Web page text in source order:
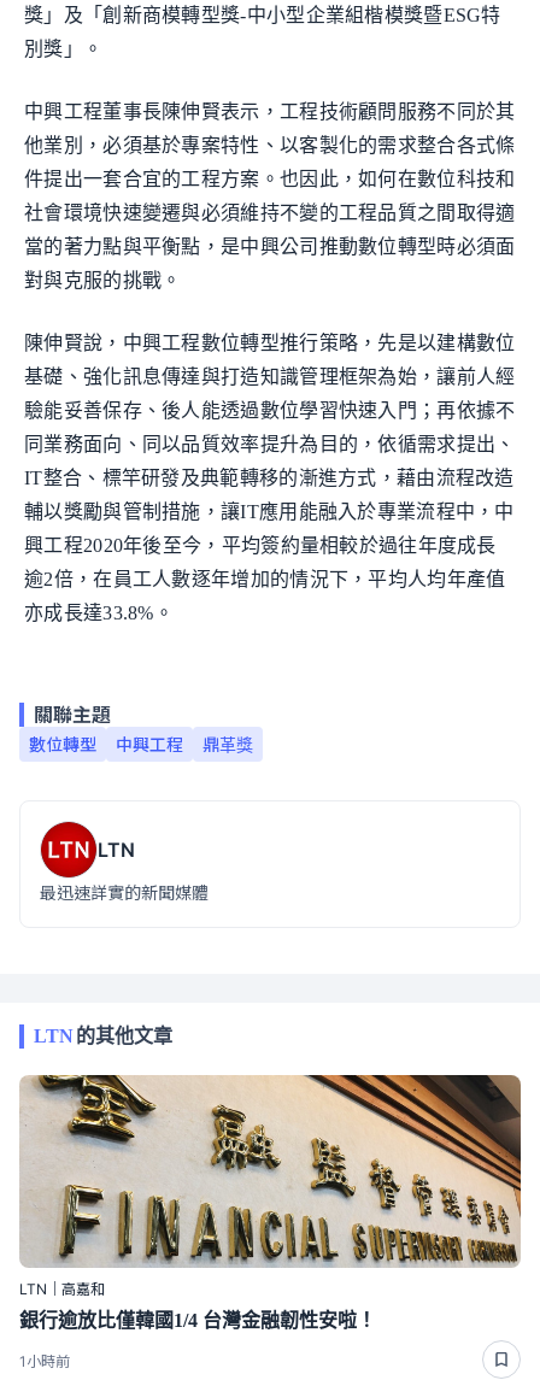
獎」及「創新商模轉型獎-中小型企業組楷模獎暨ESG特
別獎」。
中興工程董事長陳伸賢表示，工程技術顧問服務不同於其
他業別，必須基於專案特性、以客製化的需求整合各式條
件提出一套合宜的工程方案。也因此，如何在數位科技和
社會環境快速變遷與必須維持不變的工程品質之間取得適
當的著力點與平衡點，是中興公司推動數位轉型時必須面
對與克服的挑戰。
陳伸賢說，中興工程數位轉型推行策略，先是以建構數位
基礎、強化訊息傳達與打造知識管理框架為始，讓前人經
驗能妥善保存、後人能透過數位學習快速入門；再依據不
同業務面向、同以品質效率提升為目的，依循需求提出、
IT整合、標竿研發及典範轉移的漸進方式，藉由流程改造
輔以獎勵與管制措施，讓IT應用能融入於專業流程中，中
興工程2020年後至今，平均簽約量相較於過往年度成長
逾2倍，在員工人數逐年增加的情況下，平均人均年產值
亦成長達33.8%。
關聯主題
數位轉型 中興工程 鼎革獎
LTN
最迅速詳實的新聞媒體
LTN的其他文章
LTN｜高嘉和
銀行逾放比僅韓國1/4 台灣金融韌性安啦！
1小時前